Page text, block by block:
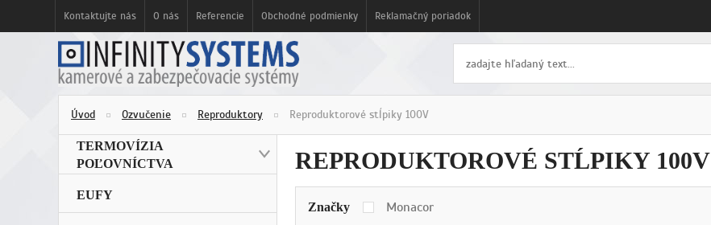
Kontaktujte nás O nás Referencie Obchodné podmienky Reklamačný poriadok
Úvod Ozvučenie Reproduktory Reproduktorové stĺpiky 100V
TERMOVÍZIA
POĽOVNÍCTVA
EUFY
REPRODUKTOROVÉ STĹPIKY 100V
Značky Monacor